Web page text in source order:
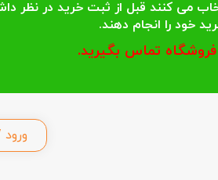
را تیپاکس یا پست انتخاب می کنند قبل از ثبت
تماس بگیرید.